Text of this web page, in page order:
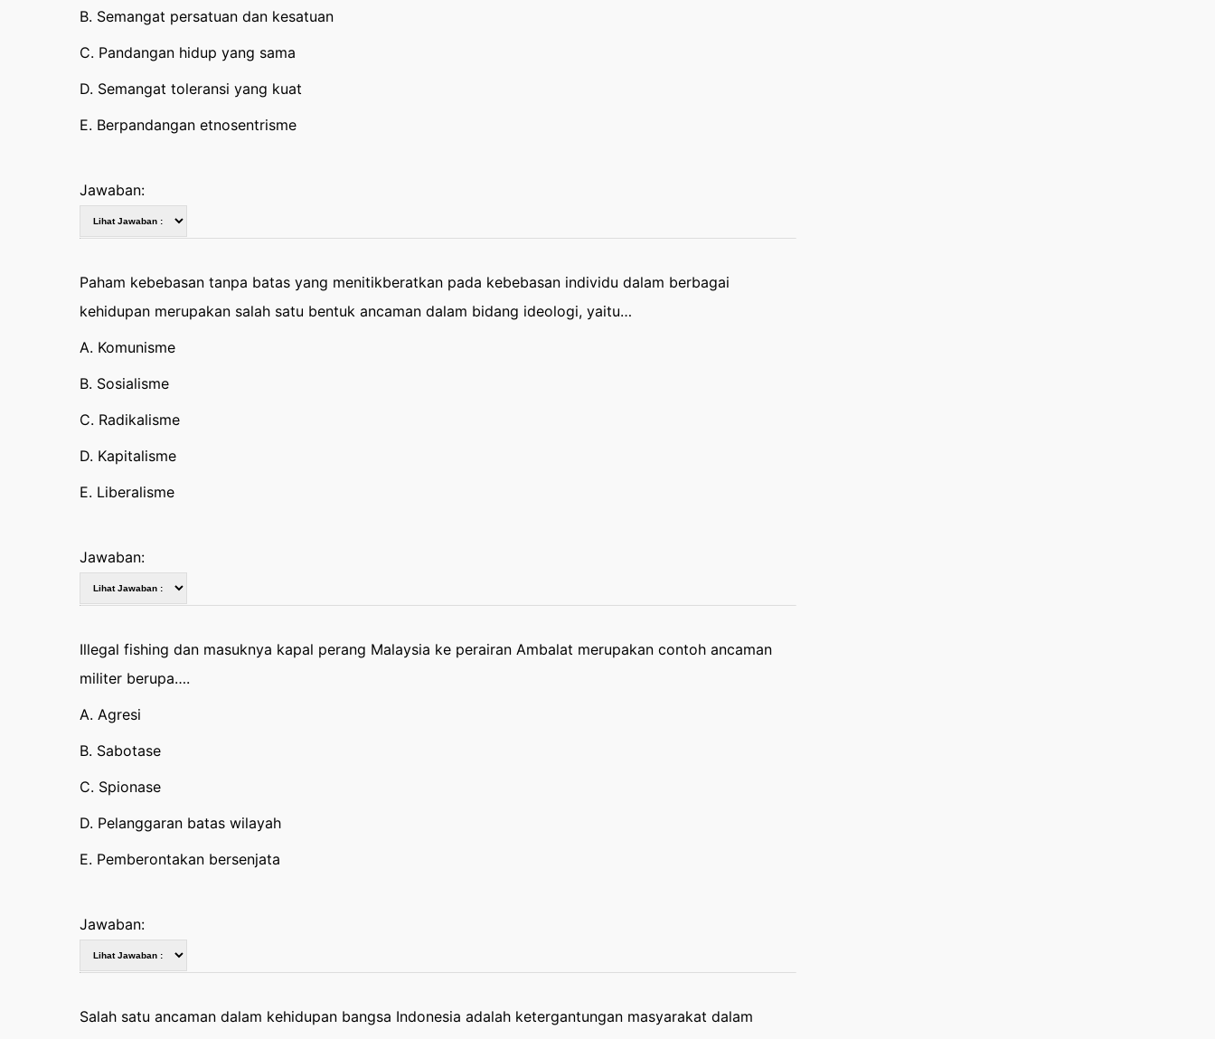
B. Semangat persatuan dan kesatuan
C. Pandangan hidup yang sama
D. Semangat toleransi yang kuat
E. Berpandangan etnosentrisme
Jawaban:
Paham kebebasan tanpa batas yang menitikberatkan pada kebebasan individu dalam berbagai
kehidupan merupakan salah satu bentuk ancaman dalam bidang ideologi, yaitu…
A. Komunisme
B. Sosialisme
C. Radikalisme
D. Kapitalisme
E. Liberalisme
Jawaban:
Illegal fishing dan masuknya kapal perang Malaysia ke perairan Ambalat merupakan contoh ancaman
militer berupa….
A. Agresi
B. Sabotase
C. Spionase
D. Pelanggaran batas wilayah
E. Pemberontakan bersenjata
Jawaban:
Salah satu ancaman dalam kehidupan bangsa Indonesia adalah ketergantungan masyarakat dalam